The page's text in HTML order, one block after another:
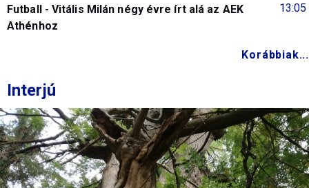
13:05
Futball - Vitális Milán négy évre írt alá az AEK
Athénhoz
Korábbiak...
Interjú